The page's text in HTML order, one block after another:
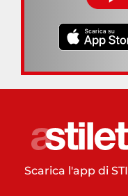
Scarica l'app di